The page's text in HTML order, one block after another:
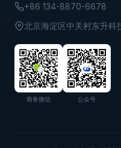
+86 134-8870-6678
北京海淀区中关村东升科
商务微信 公众号